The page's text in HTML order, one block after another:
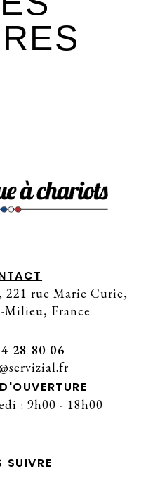
221 rue Marie Curie,
Milieu, France
28 80 06
: 9h00 - 18h00
SUIVRE